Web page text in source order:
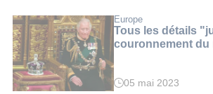
Europe
Tous les détails
couronnement du
Temps
05 mai 2023